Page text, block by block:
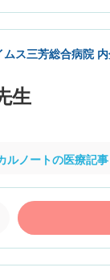
ス三芳総合病院
生
ルノートの医療記